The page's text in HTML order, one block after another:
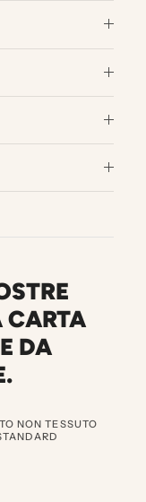
CARTA
DA
NON TESSUTO